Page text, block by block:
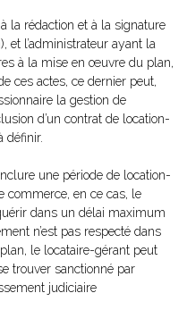
la rédaction et à la signature
et l’administrateur ayant la
à la mise en œuvre du plan,
ces actes, ce dernier peut,
la gestion de
d’un contrat de location-
définir.
une période de location-
commerce, en ce cas, le
dans un délai maximum
n’est pas respecté dans
le locataire-gérant peut
trouver sanctionné par
judiciaire